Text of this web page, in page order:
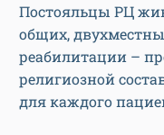
Постояльцы РЦ
общих,
реабилитации –
религиозной
для каждого